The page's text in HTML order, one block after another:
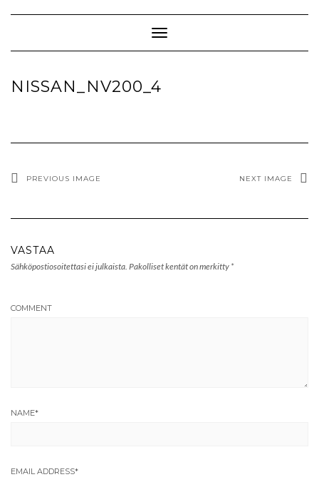
Toggle Navigation
NISSAN_NV200_4
PREVIOUS IMAGE NEXT IMAGE
VASTAA
Sähköpostiosoitettasi ei julkaista. Pakolliset kentät on merkitty *
COMMENT
NAME*
EMAIL ADDRESS*